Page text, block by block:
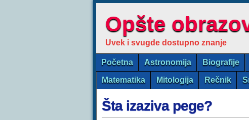
Opšte
Uvek i svugde dostupno znanje
Početna Astronomija Biografije
Matematika Mitologija Rečnik
Šta izaziva pege?